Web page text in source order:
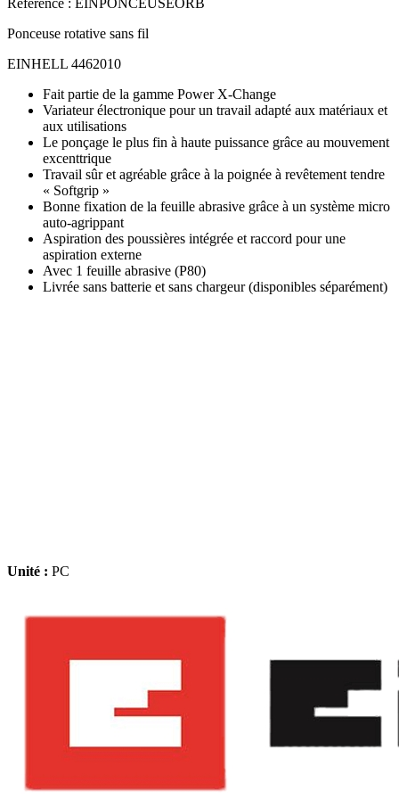
Ponceuse rotative sans fil
EINHELL 4462010
Fait partie de la gamme Power X-Change
Variateur électronique pour un travail adapté aux matériaux et
aux utilisations
Le ponçage le plus fin à haute puissance grâce au mouvement
excenttrique
Travail sûr et agréable grâce à la poignée à revêtement tendre
« Softgrip »
Bonne fixation de la feuille abrasive grâce à un système micro
auto-agrippant
Aspiration des poussières intégrée et raccord pour une
aspiration externe
Avec 1 feuille abrasive (P80)
Livrée sans batterie et sans chargeur (disponibles séparément)
Unité : PC